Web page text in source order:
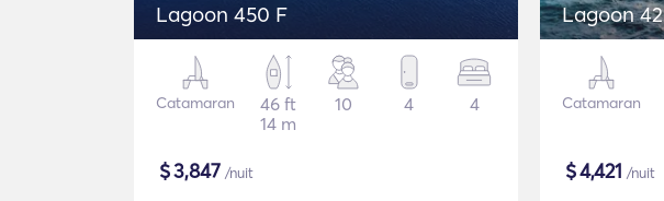
Lagoon 450 F
Catamaran
46 ft
14 m
10 4 4
$3,847 /nuit
Lagoon 42
Catamaran
$4,421 /nuit